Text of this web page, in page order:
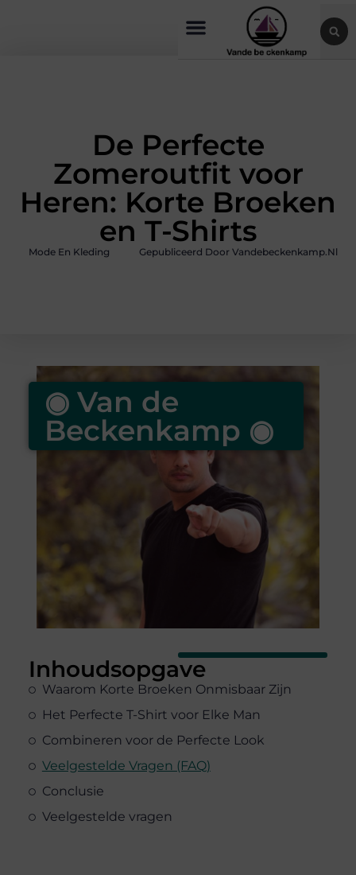
De Perfecte
Zomeroutfit voor
Heren: Korte Broeken
en T-Shirts
Mode En Kleding Gepubliceerd Door Vandebeckenkamp.nl
Inhoudsopgave
Waarom Korte Broeken Onmisbaar Zijn
Het Perfecte T-Shirt voor Elke Man
Combineren voor de Perfecte Look
Veelgestelde Vragen (FAQ)
Conclusie
Veelgestelde vragen
◉ Van de
Beckenkamp ◉